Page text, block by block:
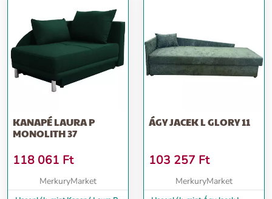
KANAPÉ LAURA P
MONOLITH 37
118 061 Ft
MerkuryMarket
ÁGY JACEK L GLORY 11
103 257 Ft
MerkuryMarket